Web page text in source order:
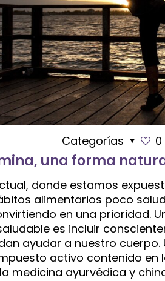
Categorías 0
una forma
donde estamos
alimentarios poco
en una prioridad.
es incluir
ayudar a nuestro
activo contenido en
la medicina ayurvédica y